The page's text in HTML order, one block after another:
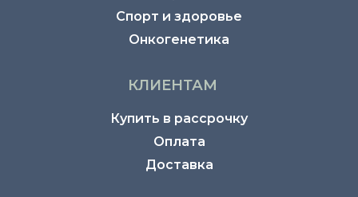
КЛИЕНТАМ
Купить в рассрочку
Оплата
Спорт и здоровье
Онкогенетика
Доставка